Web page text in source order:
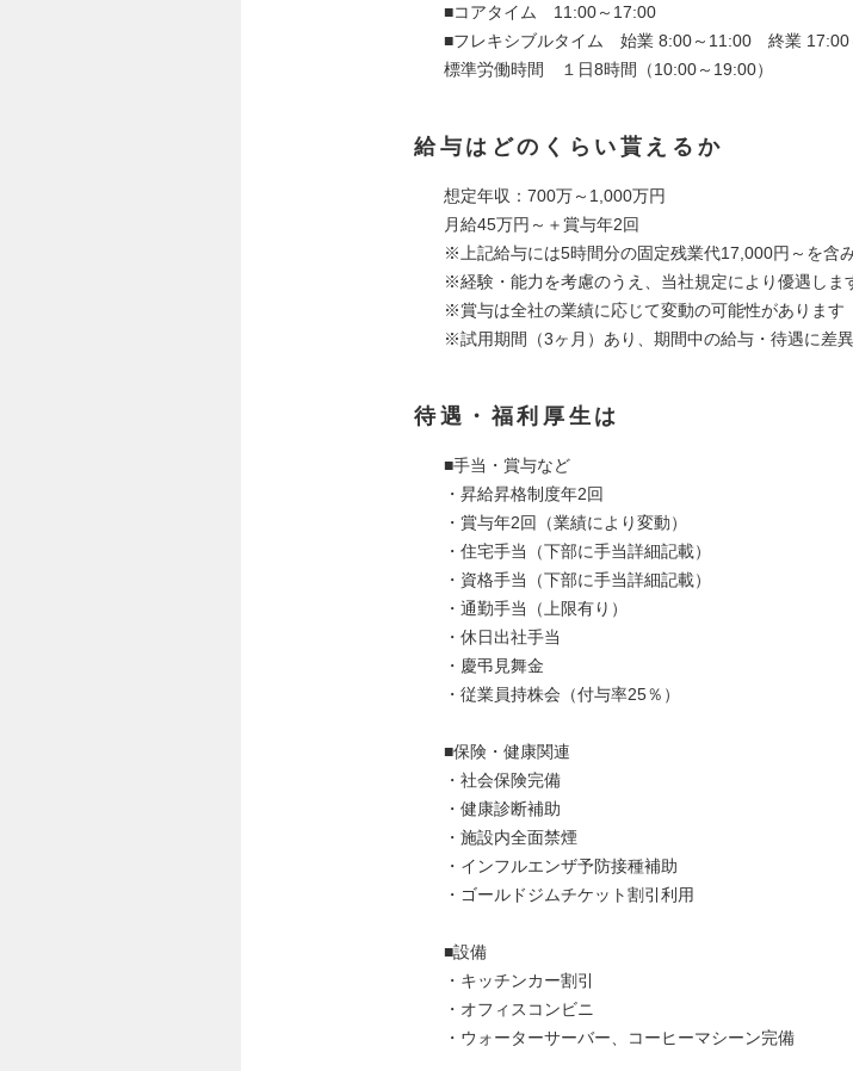
■コアタイム 11:00～17:00
■フレキシブルタイム 始業 8:00～11:00 終業 17:00
標準労働時間 １日8時間（10:00～19:00）
給与はどのくらい貰えるか
想定年収：700万～1,000万円
月給45万円～＋賞与年2回
※上記給与には5時間分の固定残業代17,000円～を含
※経験・能力を考慮のうえ、当社規定により優遇しま
※賞与は全社の業績に応じて変動の可能性があります
※試用期間（3ヶ月）あり、期間中の給与・待遇に差
待遇・福利厚生は
■手当・賞与など
・昇給昇格制度年2回
・賞与年2回（業績により変動）
・住宅手当（下部に手当詳細記載）
・資格手当（下部に手当詳細記載）
・通勤手当（上限有り）
・休日出社手当
・慶弔見舞金
・従業員持株会（付与率25％）
■保険・健康関連
・社会保険完備
・健康診断補助
・施設内全面禁煙
・インフルエンザ予防接種補助
・ゴールドジムチケット割引利用
■設備
・キッチンカー割引
・オフィスコンビニ
・ウォーターサーバー、コーヒーマシーン完備